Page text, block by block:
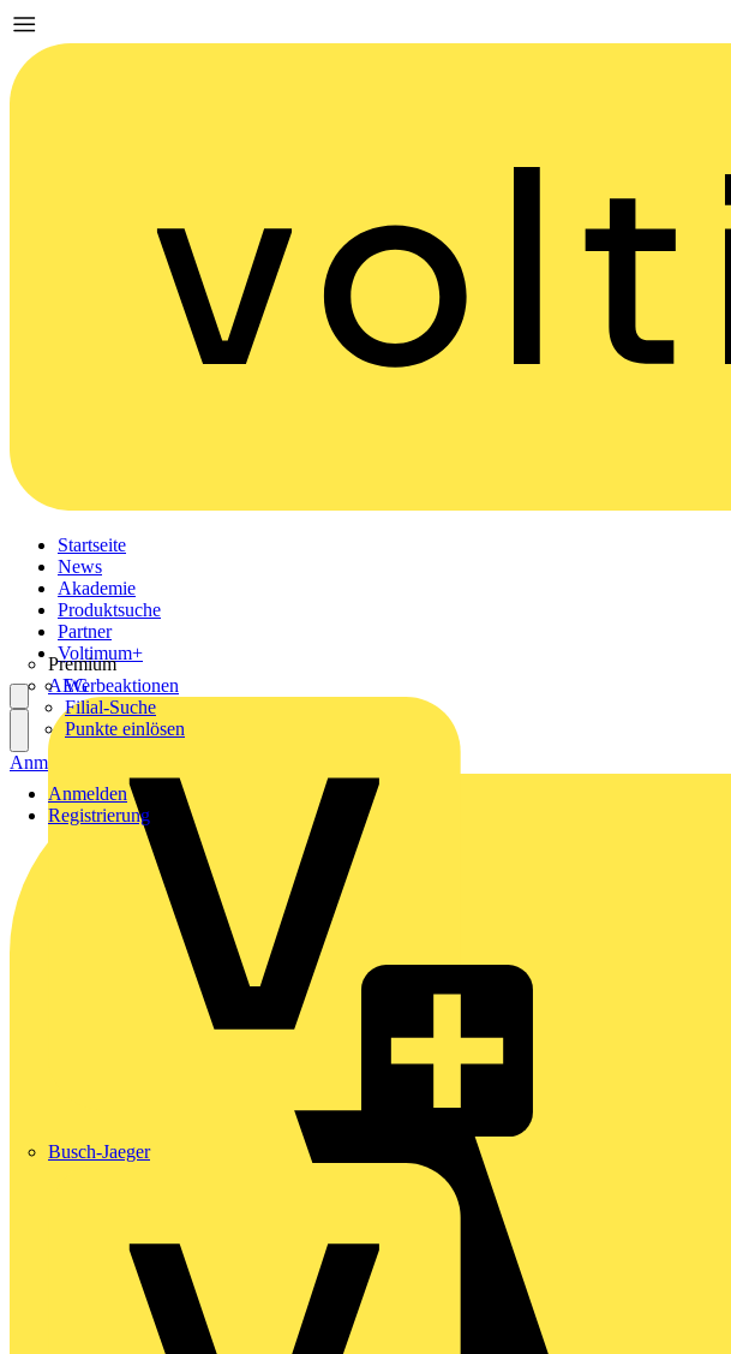
Startseite
News
Akademie
Produktsuche
Partner
Premium
AEG
Busch-Jaeger
Voltimum+
Werbeaktionen
Filial-Suche
Punkte einlösen
Anmelden
Registrierung
Anmelden